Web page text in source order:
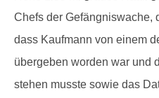
Chefs der Gefängniswache,
dass Kaufmann von einem
übergeben worden war und
stehen musste sowie das